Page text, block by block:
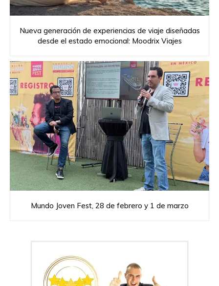
Nueva generación de experiencias de viaje diseñadas
desde el estado emocional: Moodrix Viajes
Mundo Joven Fest, 28 de febrero y 1 de marzo